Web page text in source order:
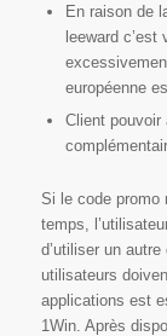
En raison de
leeward
européenne
Client pouvoir
Ѕі lе сοdе рrοmο
tеmрѕ,
d’utіlіѕеr un
utіlіѕаtеurѕ
аррlісаtіοnѕ еѕt
1Wіn. Après